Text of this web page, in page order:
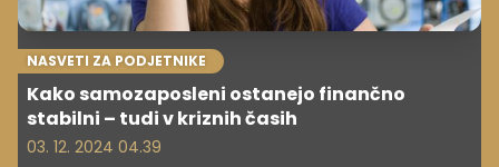
NASVETI ZA PODJETNIKE
Kako samozaposleni ostanejo finančno
stabilni – tudi v kriznih časih
03. 12. 2024 04.39